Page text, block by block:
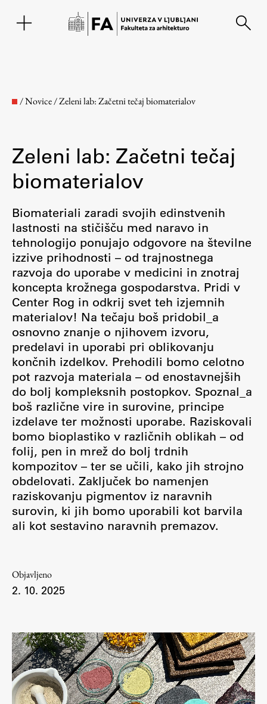
Fakulteta
O fakulteti
Osebje
Organiziranost
Alumni
Knjižnica
Mednarodno sodelovanje
Članstva v združenjih
Konzorciji
Tržna dejavnost
Kontakti
Intranet UL FA
Intranet UL
Osebni portal FIORI
Spletni arhiv DEPO
Študij
Urniki
Študijski programi
Predmeti
Izbirni moduli EMŠA
/Novice/Zeleni lab: Začetni tečaj biomaterialov
Zeleni lab: Začetni tečaj
biomaterialov
Biomateriali zaradi svojih edinstvenih
lastnosti na stičišču med naravo in
tehnologijo ponujajo odgovore na številne
izzive prihodnosti – od trajnostnega
razvoja do uporabe v medicini in znotraj
koncepta krožnega gospodarstva. Pridi v
Center Rog in odkrij svet teh izjemnih
materialov! Na tečaju boš pridobil_a
osnovno znanje o njihovem izvoru,
predelavi in uporabi pri oblikovanju
končnih izdelkov. Prehodili bomo celotno
pot razvoja materiala – od enostavnejših
do bolj kompleksnih postopkov. Spoznal_a
boš različne vire in surovine, principe
izdelave ter možnosti uporabe. Raziskovali
bomo bioplastiko v različnih oblikah – od
folij, pen in mrež do bolj trdnih
kompozitov – ter se učili, kako jih strojno
obdelovati. Zaključek bo namenjen
raziskovanju pigmentov iz naravnih
surovin, ki jih bomo uporabili kot barvila
ali kot sestavino naravnih premazov.
Objavljeno
2. 10. 2025